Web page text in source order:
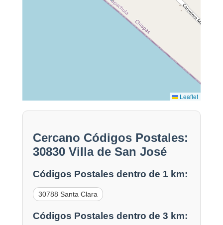
Leaflet
Cercano Códigos Postales:
30830 Villa de San José
Códigos Postales dentro de 1 km:
30788 Santa Clara
Códigos Postales dentro de 3 km: